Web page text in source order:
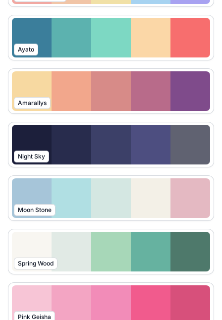
Ayato
Amarallys
Night Sky
Moon Stone
Spring Wood
Pink Geisha